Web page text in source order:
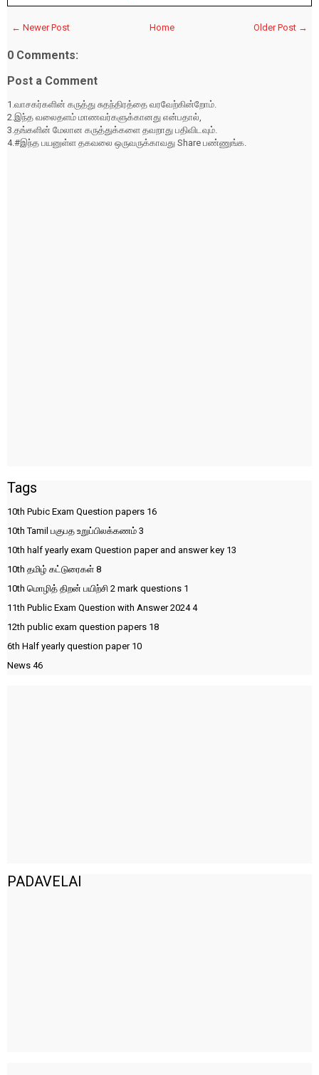
← Newer Post Older Post →
Home
0 Comments:
Post a Comment
1.வாசகர்களின் கருத்து சுதந்திரத்தை வரவேற்கின்றோம்.
2.இந்த வலைதளம் மாணவர்களுக்கானது என்பதால்,
3.தங்களின் மேலான கருத்துக்களை தவறாது பதிவிடவும்.
4.#இந்த பயனுள்ள தகவலை ஒருவருக்காவது Share பண்ணுங்க.
Tags
10th Pubic Exam Question papers 16
10th Tamil பகுபத உறுப்பிலக்கணம் 3
10th half yearly exam Question paper and answer key 13
10th தமிழ் கட்டுரைகள் 8
10th மொழித் திறன் பயிற்சி 2 mark questions 1
11th Public Exam Question with Answer 20244
12th public exam question papers 18
6th Half yearly question paper 10
News 46
PADAVELAI